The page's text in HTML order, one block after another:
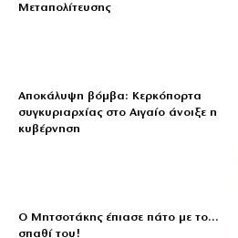
Μεταπολίτευσης
Αποκάλυψη βόμβα: Κερκόπορτα
συγκυριαρχίας στο Αιγαίο άνοιξε η
κυβέρνηση
Ο Μητσοτάκης έπιασε πάτο με το…
σπαθί του!